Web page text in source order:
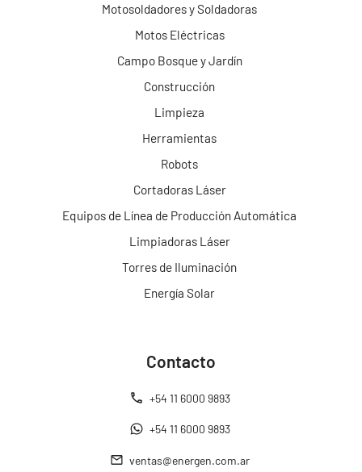
Motosoldadores y Soldadoras
Motos Eléctricas
Campo Bosque y Jardín
Construcción
Limpieza
Herramientas
Robots
Cortadoras Láser
Equipos de Línea de Producción Automática
Limpiadoras Láser
Torres de Iluminación
Energía Solar
Contacto
+54 11 6000 9893
+54 11 6000 9893
ventas@energen.com.ar